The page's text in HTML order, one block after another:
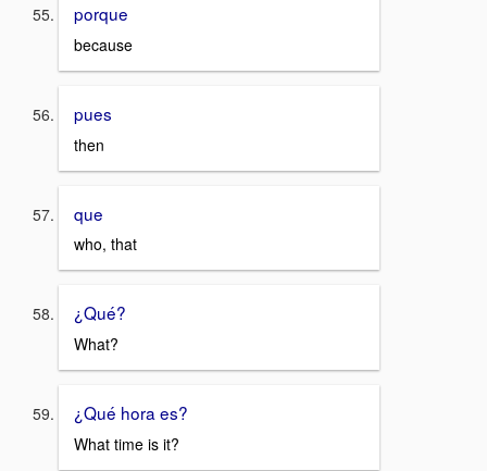
porque
because
pues
then
que
who, that
¿Qué?
What?
¿Qué hora es?
What time is it?